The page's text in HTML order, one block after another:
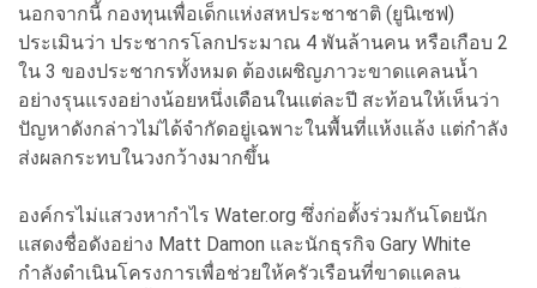
นอกจากนี้ กองทุนเพื่อเด็กแห่งสหประชาชาติ (ยูนิเซฟ)
ประเมินว่า ประชากรโลกประมาณ 4 พันล้านคน หรือเกือบ 2
ใน 3 ของประชากรทั้งหมด ต้องเผชิญภาวะขาดแคลนน้ำ
อย่างรุนแรงอย่างน้อยหนึ่งเดือนในแต่ละปี สะท้อนให้เห็นว่า
ปัญหาดังกล่าวไม่ได้จำกัดอยู่เฉพาะในพื้นที่แห้งแล้ง แต่กำลัง
ส่งผลกระทบในวงกว้างมากขึ้น
องค์กรไม่แสวงหากำไร Water.org ซึ่งก่อตั้งร่วมกันโดยนัก
แสดงชื่อดังอย่าง Matt Damon และนักธุรกิจ Gary White
กำลังดำเนินโครงการเพื่อช่วยให้ครัวเรือนที่ขาดแคลน